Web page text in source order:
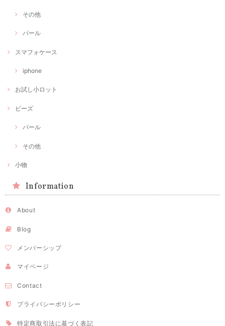
その他
パール
スマフォケース
iphone
お試し小ロット
ビーズ
パール
その他
小物
Information
About
Blog
メンバーシップ
マイページ
Contact
プライバシーポリシー
特定商取引法に基づく表記